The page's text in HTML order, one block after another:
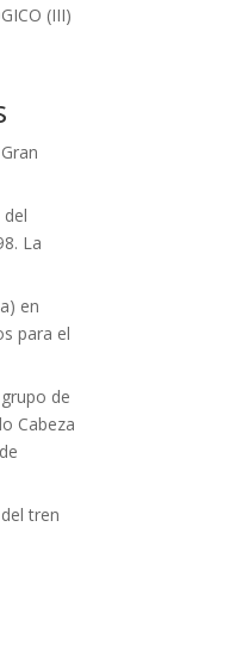
(III)
La
en
para el
de
Cabeza
tren